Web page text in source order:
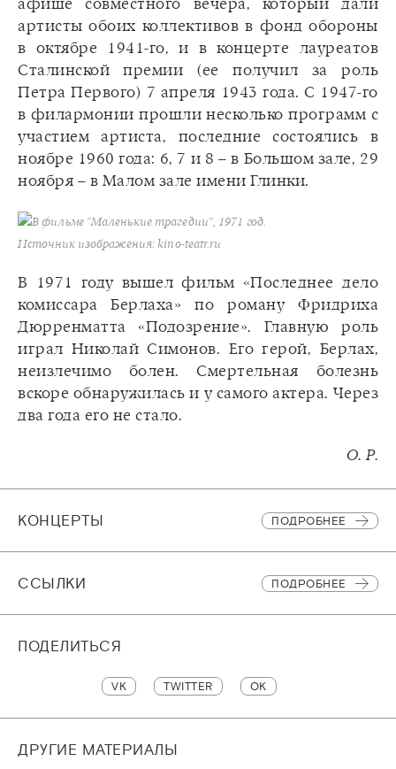
афише совместного вечера, который дали
артисты обоих коллективов в фонд обороны
в октябре 1941-го, и в концерте лауреатов
Сталинской премии (ее получил за роль
Петра Первого) 7 апреля 1943 года. С 1947-го
в филармонии прошли несколько программ с
участием артиста, последние состоялись в
ноябре 1960 года: 6, 7 и 8 – в Большом зале, 29
ноября – в Малом зале имени Глинки.
В фильме "Маленькие трагедии", 1971 год.
Источник изображения: kino-teatr.ru
В 1971 году вышел фильм «Последнее дело
комиссара Берлаха» по роману Фридриха
Дюрренматта «Подозрение». Главную роль
играл Николай Симонов. Его герой, Берлах,
неизлечимо болен. Смертельная болезнь
вскоре обнаружилась и у самого актера. Через
два года его не стало.
О. Р.
КОНЦЕРТЫ ПОДРОБНЕЕ
CСЫЛКИ ПОДРОБНЕЕ
ПОДЕЛИТЬСЯ
VK TWITTER OK
ДРУГИЕ МАТЕРИАЛЫ